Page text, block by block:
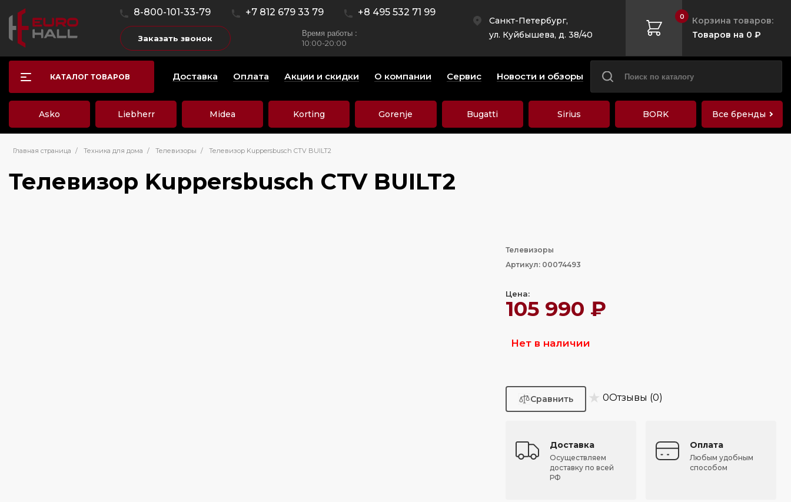
8-800-101-33-79 +7 812 679 33 79 +8 495 532 71 99
Заказать звонок Время работы :
10:00-20:00
Санкт-Петербург,
ул. Куйбышева, д. 38/40
0
Корзина товаров:
Товаров на 0 ₽
КАТАЛОГ ТОВАРОВ Доставка Оплата Акции и скидки О компании Сервис Новости и обзоры
Asko Liebherr Midea Korting Gorenje Bugatti Sirius BORK Все бренды
Главная страница / Техника для дома / Телевизоры / Телевизор Kuppersbusch CTV BUILT2
Телевизор Kuppersbusch CTV BUILT2
Телевизоры
Артикул: 00074493
Цена:
105 990 ₽
Нет в наличии
★ 0Отзывы (0)
Доставка
Осуществляем
доставку по всей
РФ
Оплата
Любым удобным
способом